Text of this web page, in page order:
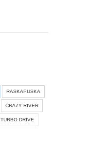
RASKAPUSKA
CRAZY RIVER
TURBO DRIVE